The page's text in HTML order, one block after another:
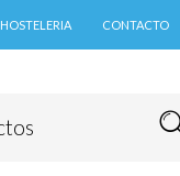
HOSTELERIA CONTACTO